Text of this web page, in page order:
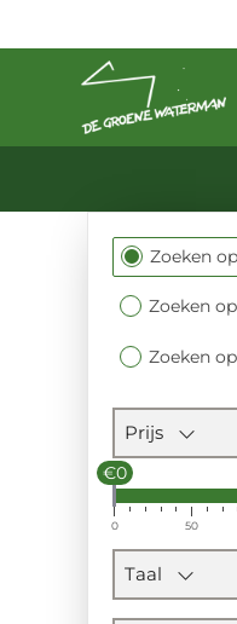
Filtersectie
Zoeken
Zoeken
Zoeken
Prijs
€0
0 50
Taal